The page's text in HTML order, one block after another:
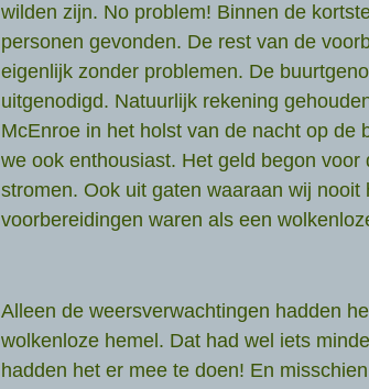
wilden zijn. No problem! Binnen de
personen gevonden. De rest van de
eigenlijk zonder problemen. De
uitgenodigd. Natuurlijk rekening
McEnroe in het holst van de nacht op de
we ook enthousiast. Het geld begon
stromen. Ook uit gaten waaraan wij nooit
voorbereidingen waren als een
Alleen de weersverwachtingen hadden
wolkenloze hemel. Dat had wel iets
hadden het er mee te doen! En